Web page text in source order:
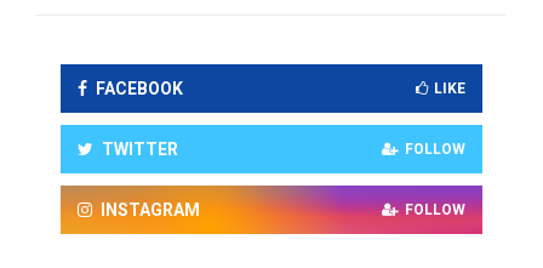
FACEBOOK LIKE
TWITTER FOLLOW
INSTAGRAM FOLLOW